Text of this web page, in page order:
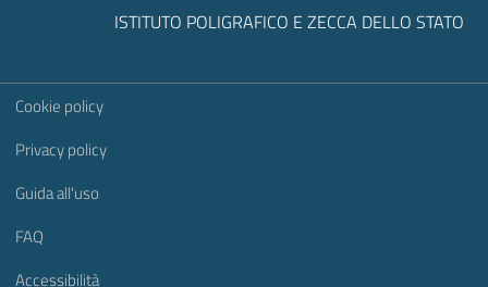
ISTITUTO POLIGRAFICO E ZECCA DELLO STATO
Sezione Link Utili
Cookie policy
Privacy policy
Guida all'uso
FAQ
Accessibilità